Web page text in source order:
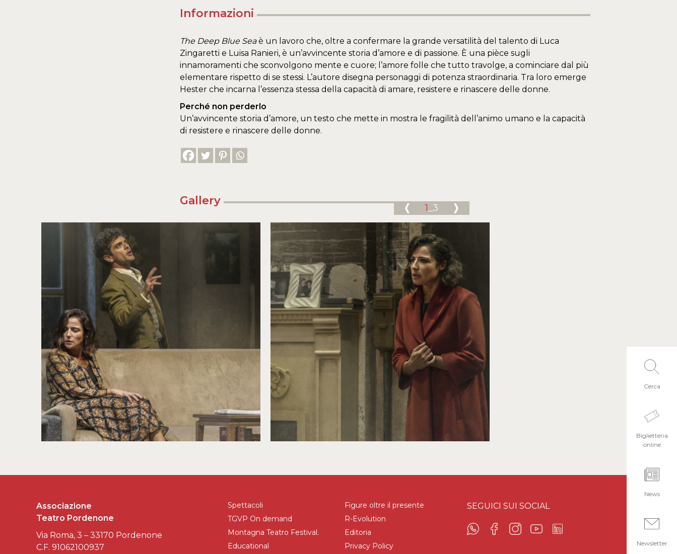
Informazioni
The Deep Blue Seaè un lavoro che, oltre a confermare la grande versatilità del talento di Luca
Zingaretti e Luisa Ranieri, è un’avvincente storia d’amore e di passione. È una pièce sugli
innamoramenti che sconvolgono mente e cuore; l’amore folle che tutto travolge, a cominciare dal più
elementare rispetto di se stessi. L’autore disegna personaggi di potenza straordinaria. Tra loro emerge
Hester che incarna l’essenza stessa della capacità di amare, resistere e rinascere delle donne.
Perché non perderlo
Un’avvincente storia d’amore, un testo che mette in mostra le fragilità dell’animo umano e la capacità
di resistere e rinascere delle donne.
Gallery
1_3
Cerca
Biglietteria
online
News
Newsletter
Associazione
Teatro Pordenone
Via Roma, 3 – 33170 Pordenone
C.F. 91062100937
Spettacoli
TGVP On demand
Montagna Teatro Festival.
Educational
Figure oltre il presente
R-Evolution
Editoria
Privacy Policy
SEGUICI SUI SOCIAL